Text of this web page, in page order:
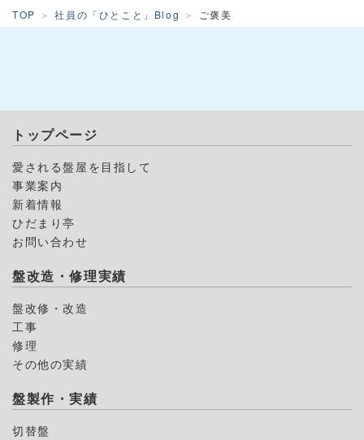
TOP 社員の「ひとこと」Blog ご褒美
トップページ
愛される盤屋を目指して
事業案内
新着情報
ひだまり亭
お問い合わせ
盤改造・修理実績
盤改修・改造
工事
修理
その他の実績
盤製作・実績
切替盤